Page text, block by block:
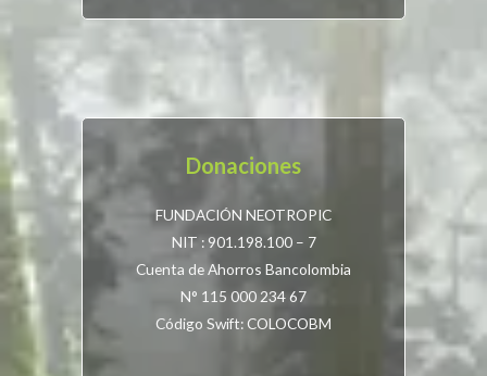
Donaciones
FUNDACIÓN NEOTROPIC
NIT : 901.198.100 – 7
Cuenta de Ahorros Bancolombia
N° 115 000 234 67
Código Swift: COLOCOBM